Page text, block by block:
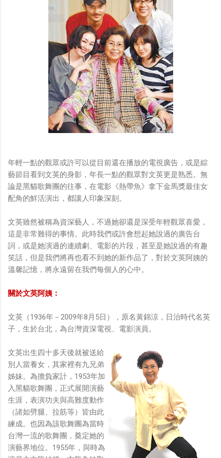
年輕一點的觀眾或許可以從目前還在播放的電視廣告，或是綜
藝節目看到文英的身影，年長一點的觀眾對文英更是熟悉。無
論是黑貓歌舞團的往事，在電影《熱帶魚》拿下金馬獎最佳女
配角的鮮活演出，都讓人印象深刻。
文英雖然被稱為資深藝人，不過她卻還是深受年輕觀眾喜愛，
這是非常難得的事情。此時我們或許會想起她說過的廣告台
詞，或是她演過的連續劇、電影的片段，甚至是她說過的有趣
笑話，但是我們將再也看不到她的新作品了，對於文英阿姨的
溫馨記憶，將永遠留在我們每個人的心中。
關於文英阿姨：
文英（1936年－2009年8月5日），原名黃錦涼，日治時代名英
子，生於台北，為台灣資深電視、電影演員。
文英出生四十多天後就被送給
別人當養女，其家裡有九兄弟
姊妹。為擔負家計，1953年加
入黑貓歌舞團，正式展開演藝
生涯，表演功夫與高難度動作
（諸如劈腿、拉筋等）皆由此
練成。也因為該歌舞團為當時
台灣一流的歌舞團，奠定她的
演藝界地位。1955年，與時為